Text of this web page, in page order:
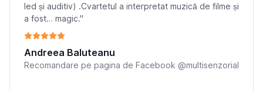
led și auditiv) .Cvartetul a interpretat muzică de filme și
a fost… magic."
Andreea Baluteanu
Recomandare pe pagina de Facebook @multisenzorial